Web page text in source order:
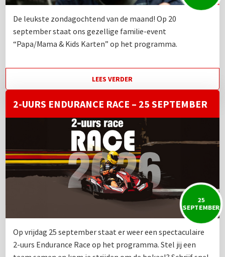
De leukste zondagochtend van de maand! Op 20
september staat ons gezellige familie-event
“Papa/Mama & Kids Karten” op het programma.
LEES VERDER
2-UURS ENDURANCE RACE – 25 SEPTEMBER
25
SEPTEMBER
Op vrijdag 25 september staat er weer een spectaculaire
2-uurs Endurance Race op het programma. Stel jij een